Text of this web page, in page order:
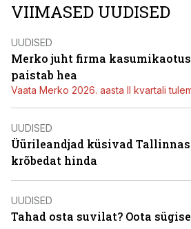
VIIMASED UUDISED
UUDISED
Merko juht firma
paistab hea
Vaata Merko 2026. aasta II kvartali
UUDISED
Üürileandjad küsivad
krõbedat hinda
UUDISED
Tahad osta suvilat? Oota